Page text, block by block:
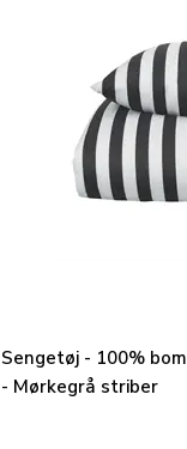
Sengetøj - 100%
- Mørkegrå striber